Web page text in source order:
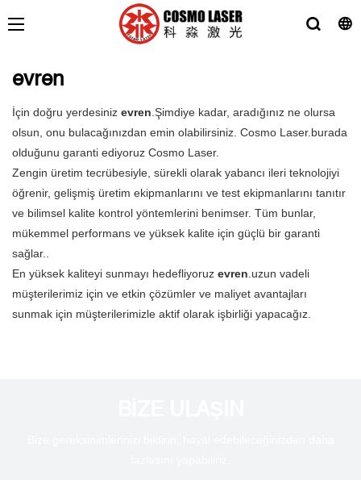
evren
İçin doğru yerdesiniz evren.Şimdiye kadar, aradığınız ne olursa
olsun, onu bulacağınızdan emin olabilirsiniz. Cosmo Laser.burada
olduğunu garanti ediyoruz Cosmo Laser.
Zengin üretim tecrübesiyle, sürekli olarak yabancı ileri teknolojiyi
öğrenir, gelişmiş üretim ekipmanlarını ve test ekipmanlarını tanıtır
ve bilimsel kalite kontrol yöntemlerini benimser. Tüm bunlar,
mükemmel performans ve yüksek kalite için güçlü bir garanti
sağlar..
En yüksek kaliteyi sunmayı hedefliyoruz evren.uzun vadeli
müşterilerimiz için ve etkin çözümler ve maliyet avantajları
sunmak için müşterilerimizle aktif olarak işbirliği yapacağız.